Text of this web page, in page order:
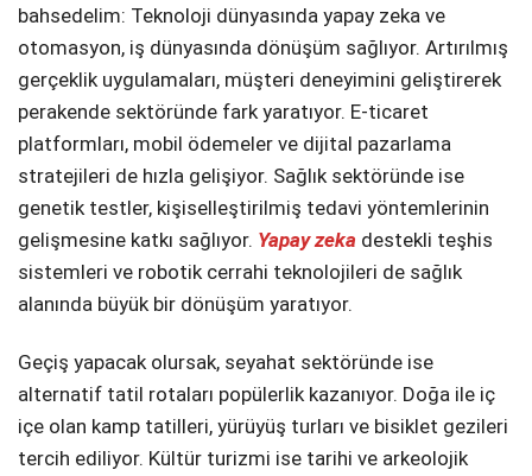
bahsedelim: Teknoloji dünyasında yapay zeka ve
otomasyon, iş dünyasında dönüşüm sağlıyor. Artırılmış
gerçeklik uygulamaları, müşteri deneyimini geliştirerek
perakende sektöründe fark yaratıyor. E-ticaret
platformları, mobil ödemeler ve dijital pazarlama
stratejileri de hızla gelişiyor. Sağlık sektöründe ise
genetik testler, kişiselleştirilmiş tedavi yöntemlerinin
gelişmesine katkı sağlıyor. Yapay zeka destekli teşhis
sistemleri ve robotik cerrahi teknolojileri de sağlık
alanında büyük bir dönüşüm yaratıyor.
Geçiş yapacak olursak, seyahat sektöründe ise
alternatif tatil rotaları popülerlik kazanıyor. Doğa ile iç
içe olan kamp tatilleri, yürüyüş turları ve bisiklet gezileri
tercih ediliyor. Kültür turizmi ise tarihi ve arkeolojik